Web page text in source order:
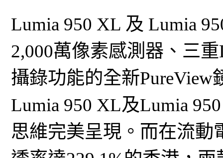
Lumia 950 XL 及 Lumia
2,000萬像素感測器、三
攝錄功能的全新
Lumia 950 XL及Lumia
思維完美呈現。而在流動